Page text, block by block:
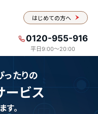
はじめての方へ
0120-955-916
平日9:00〜20:00
たりの
ビス
。